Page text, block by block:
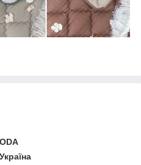
ODA
Україна